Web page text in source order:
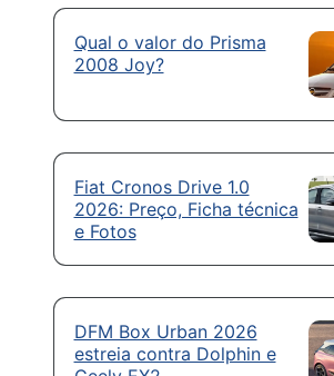
Qual o valor do Prisma
2008 Joy?
Fiat Cronos Drive 1.0
2026: Preço, Ficha técnica
e Fotos
DFM Box Urban 2026
estreia contra Dolphin e